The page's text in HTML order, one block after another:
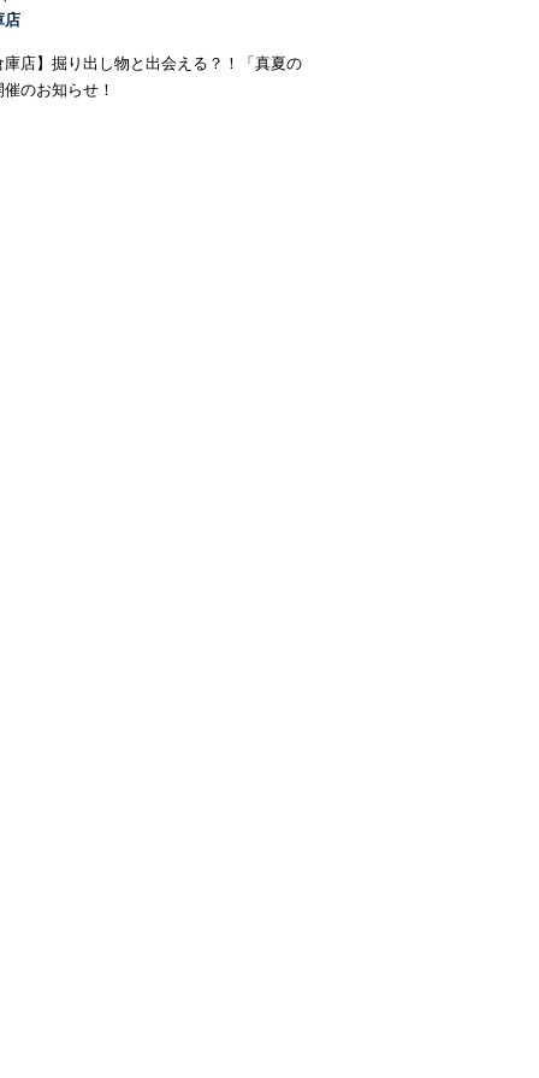
店
庫店】掘り出し物と出会える？！「真夏の
のお知らせ！